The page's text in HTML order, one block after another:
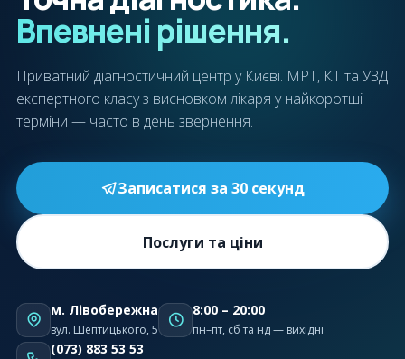
Впевнені рішення.
Приватний діагностичний центр у Києві. МРТ, КТ та УЗД
експертного класу з висновком лікаря у найкоротші
терміни — часто в день звернення.
Записатися за 30 секунд
Послуги та ціни
м. Лівобережна
вул. Шептицького, 5
8:00 – 20:00
пн–пт, сб та нд — вихідні
(073) 883 53 53